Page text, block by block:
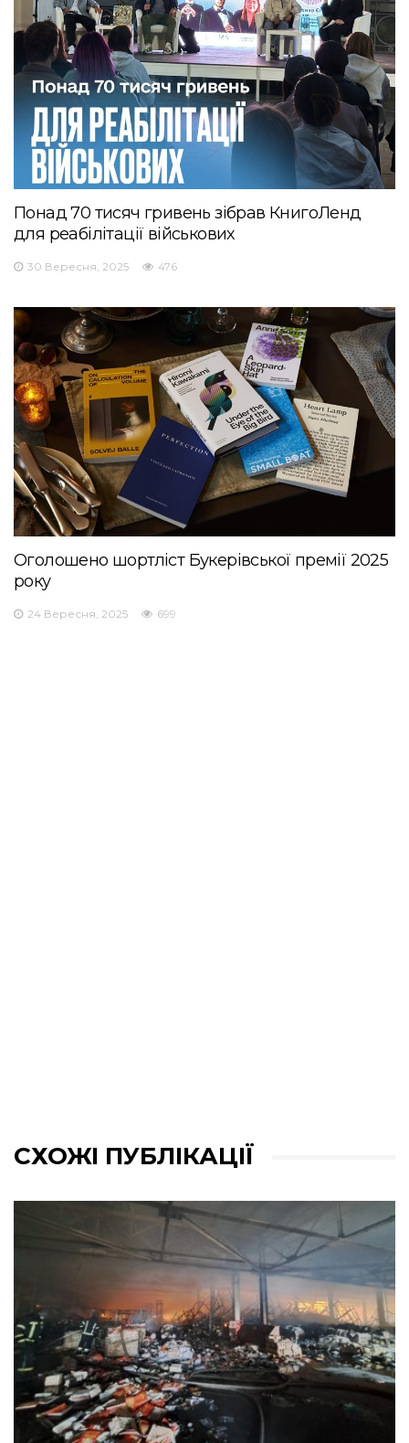
Понад 70 тисяч гривень зібрав КнигоЛенд
для реабілітації військових
30 Вересня, 2025 476
Оголошено шортліст Букерівської премії 2025
року
24 Вересня, 2025 699
СХОЖІ ПУБЛІКАЦІЇ